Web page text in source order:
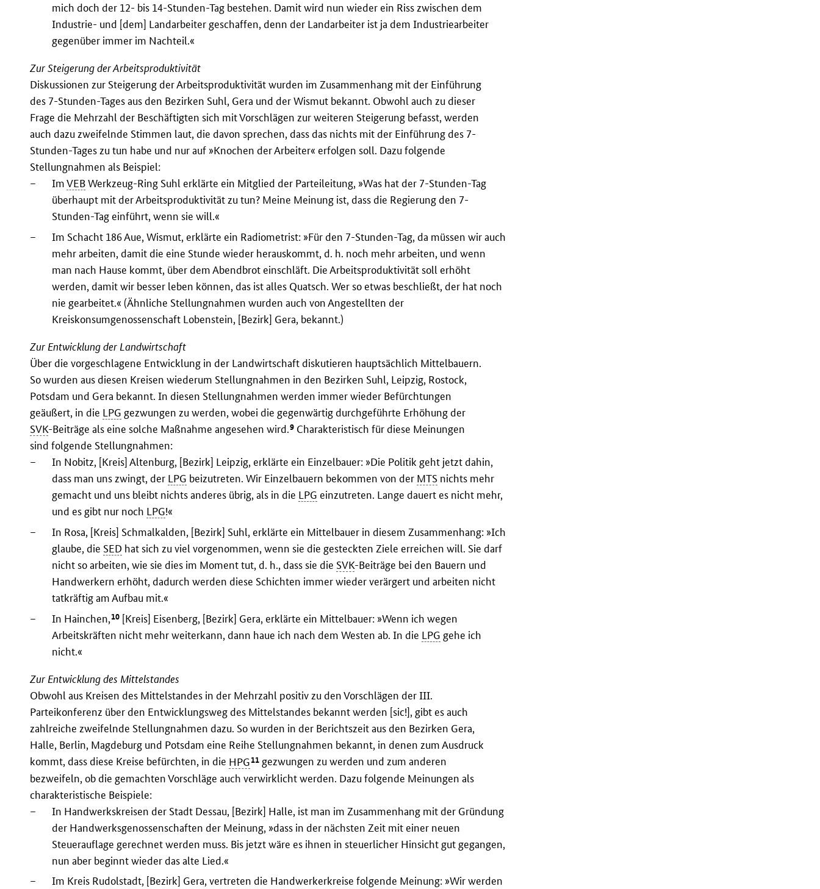
mich doch der 12- bis 14-Stunden-Tag bestehen. Damit wird nun wieder ein Riss zwischen dem
Industrie- und [dem] Landarbeiter geschaffen, denn der Landarbeiter ist ja dem Industriearbeiter
gegenüber immer im Nachteil.«
Zur Steigerung der Arbeitsproduktivität
Diskussionen zur Steigerung der Arbeitsproduktivität wurden im Zusammenhang mit der Einführung
des 7-Stunden-Tages aus den Bezirken Suhl, Gera und der Wismut bekannt. Obwohl auch zu dieser
Frage die Mehrzahl der Beschäftigten sich mit Vorschlägen zur weiteren Steigerung befasst, werden
auch dazu zweifelnde Stimmen laut, die davon sprechen, dass das nichts mit der Einführung des 7-
Stunden-Tages zu tun habe und nur auf »Knochen der Arbeiter« erfolgen soll. Dazu folgende
Stellungnahmen als Beispiel:
–
ImVEBWerkzeug-Ring Suhl erklärte ein Mitglied der Parteileitung, »Was hat der 7-Stunden-Tag
überhaupt mit der Arbeitsproduktivität zu tun? Meine Meinung ist, dass die Regierung den 7-
Stunden-Tag einführt, wenn sie will.«
–
Im Schacht 186 Aue, Wismut, erklärte ein Radiometrist: »Für den 7-Stunden-Tag, da müssen wir auch
mehr arbeiten, damit die eine Stunde wieder herauskommt, d. h. noch mehr arbeiten, und wenn
man nach Hause kommt, über dem Abendbrot einschläft. Die Arbeitsproduktivität soll erhöht
werden, damit wir besser leben können, das ist alles Quatsch. Wer so etwas beschließt, der hat noch
nie gearbeitet.« (Ähnliche Stellungnahmen wurden auch von Angestellten der
Kreiskonsumgenossenschaft Lobenstein, [Bezirk] Gera, bekannt.)
Zur Entwicklung der Landwirtschaft
Über die vorgeschlagene Entwicklung in der Landwirtschaft diskutieren hauptsächlich Mittelbauern.
So wurden aus diesen Kreisen wiederum Stellungnahmen in den Bezirken Suhl, Leipzig, Rostock,
Potsdam und Gera bekannt. In diesen Stellungnahmen werden immer wieder Befürchtungen
geäußert, in die LPG gezwungen zu werden, wobei die gegenwärtig durchgeführte Erhöhung der
SVK-Beiträge als eine solche Maßnahme angesehen wird.9 Charakteristisch für diese Meinungen
sind folgende Stellungnahmen:
–
In Nobitz, [Kreis] Altenburg, [Bezirk] Leipzig, erklärte ein Einzelbauer: »Die Politik geht jetzt dahin,
dass man uns zwingt, der LPG beizutreten. Wir Einzelbauern bekommen von der MTS nichts mehr
gemacht und uns bleibt nichts anderes übrig, als in die LPG einzutreten. Lange dauert es nicht mehr,
und es gibt nur noch LPG!«
–
In Rosa, [Kreis] Schmalkalden, [Bezirk] Suhl, erklärte ein Mittelbauer in diesem Zusammenhang: »Ich
glaube, die SED hat sich zu viel vorgenommen, wenn sie die gesteckten Ziele erreichen will. Sie darf
nicht so arbeiten, wie sie dies im Moment tut, d. h., dass sie die SVK-Beiträge bei den Bauern und
Handwerkern erhöht, dadurch werden diese Schichten immer wieder verärgert und arbeiten nicht
tatkräftig am Aufbau mit.«
–
In Hainchen,10 [Kreis] Eisenberg, [Bezirk] Gera, erklärte ein Mittelbauer: »Wenn ich wegen
Arbeitskräften nicht mehr weiterkann, dann haue ich nach dem Westen ab. In die LPG gehe ich
nicht.«
Zur Entwicklung des Mittelstandes
Obwohl aus Kreisen des Mittelstandes in der Mehrzahl positiv zu den Vorschlägen der III.
Parteikonferenz über den Entwicklungsweg des Mittelstandes bekannt werden [sic!], gibt es auch
zahlreiche zweifelnde Stellungnahmen dazu. So wurden in der Berichtszeit aus den Bezirken Gera,
Halle, Berlin, Magdeburg und Potsdam eine Reihe Stellungnahmen bekannt, in denen zum Ausdruck
kommt, dass diese Kreise befürchten, in die HPG11 gezwungen zu werden und zum anderen
bezweifeln, ob die gemachten Vorschläge auch verwirklicht werden. Dazu folgende Meinungen als
charakteristische Beispiele:
–
In Handwerkskreisen der Stadt Dessau, [Bezirk] Halle, ist man im Zusammenhang mit der Gründung
der Handwerksgenossenschaften der Meinung, »dass in der nächsten Zeit mit einer neuen
Steuerauflage gerechnet werden muss. Bis jetzt wäre es ihnen in steuerlicher Hinsicht gut gegangen,
nun aber beginnt wieder das alte Lied.«
–
Im Kreis Rudolstadt, [Bezirk] Gera, vertreten die Handwerkerkreise folgende Meinung: »Wir werden